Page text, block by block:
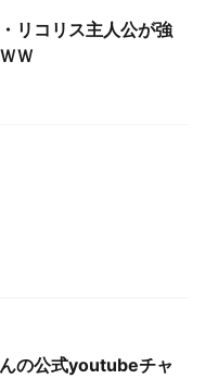
リコリス主人公が強
Ｗ
んの公式youtubeチャ